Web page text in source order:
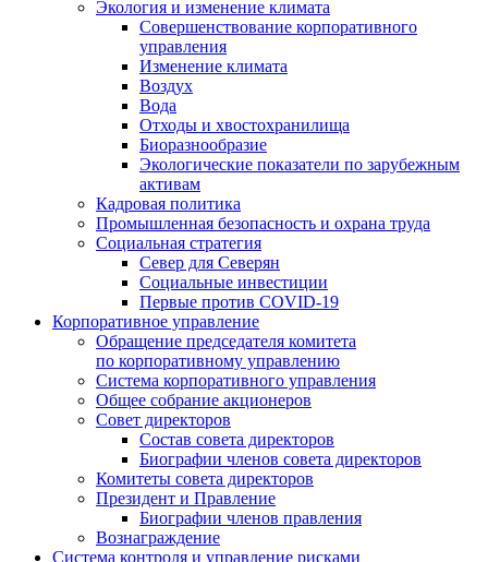
Экология и изменение климата
Совершенствование корпоративного
управления
Изменение климата
Воздух
Вода
Отходы и хвостохранилища
Биоразнообразие
Экологические показатели по зарубежным
активам
Кадровая политика
Промышленная безопасность и охрана труда
Социальная стратегия
Север для Северян
Социальные инвестиции
Первые против COVID‑19
Корпоративное управление
Обращение председателя комитета
по корпоративному управлению
Система корпоративного управления
Общее собрание акционеров
Совет директоров
Состав совета директоров
Биографии членов совета директоров
Комитеты совета директоров
Президент и Правление
Биографии членов правления
Вознаграждение
Система контроля и управление рисками